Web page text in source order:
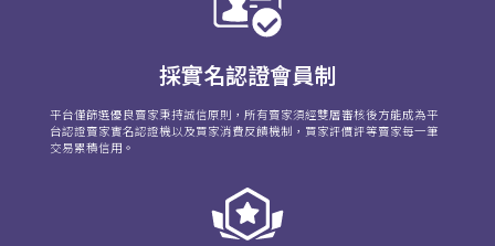
採實名認證會員制
平台僅篩選優良賣家秉持誠信原則，所有賣家須經雙層審核後方能成為平
台認證賣家實名認證機以及買家消費反饋機制，買家評價評等賣家每一筆
交易累積信用。